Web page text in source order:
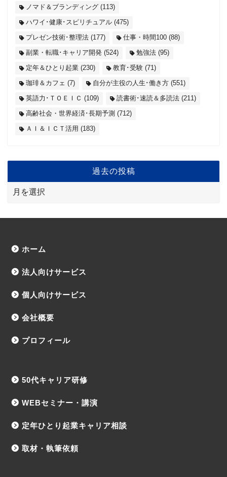
ノマド＆ブランディング (113)
ハワイ･健康･スピリチュアル (475)
プレゼン技術･整理法 (177) 仕事・時間100 (88)
副業・転職･キャリア開発 (524) 勉強法 (95)
定年＆ひとり起業 (230) 教育･受験 (71)
珈琲＆カフェ (7) 自分が主役の人生･働き方 (551)
英語力･ＴＯＥＩＣ (109) 読書術･速読＆多読法 (211)
高齢社会・世界経済･長期予測 (712)
ＡＩ＆ＩＣＴ活用 (183)
過去の投稿
ホーム
法人向けサービス
個人向けサービス
会社概要
プロフィール
50代キャリア研修
WEBセミナー・講演
定年ひとり起業キャリア相談
取材・執筆依頼